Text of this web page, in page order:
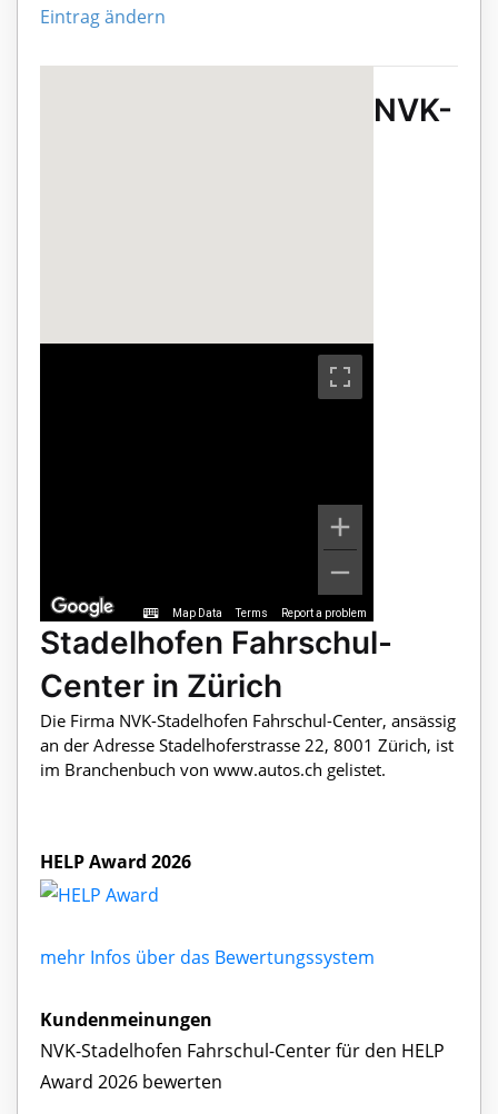
Eintrag ändern
Map Data Terms Report a problem
NVK-
Stadelhofen Fahrschul-
Center in Zürich
Die Firma NVK-Stadelhofen Fahrschul-Center, ansässig
an der Adresse Stadelhoferstrasse 22, 8001 Zürich, ist
im Branchenbuch von www.autos.ch gelistet.
HELP Award 2026
mehr Infos über das Bewertungssystem
Kundenmeinungen
NVK-Stadelhofen Fahrschul-Center für den HELP
Award 2026 bewerten